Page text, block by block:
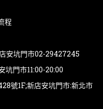
程
安坑門市02-29427245
坑門市11:00-20:00
號1F;新店安坑門市:新北市